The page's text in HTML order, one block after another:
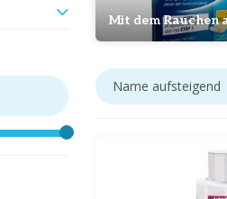
Mit dem Rauchen